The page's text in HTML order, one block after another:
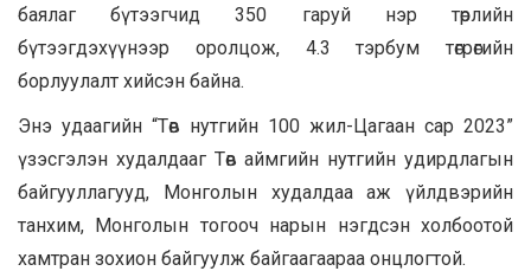
баялаг бүтээгчид 350 гаруй нэр төрлийн
бүтээгдэхүүнээр оролцож, 4.3 тэрбум төгрөгийн
борлуулалт хийсэн байна.
Энэ удаагийн “Төв нутгийн 100 жил-Цагаан сар 2023”
үзэсгэлэн худалдааг Төв аймгийн нутгийн удирдлагын
байгууллагууд, Монголын худалдаа аж үйлдвэрийн
танхим, Монголын тогооч нарын нэгдсэн холбоотой
хамтран зохион байгуулж байгаагаараа онцлогтой.